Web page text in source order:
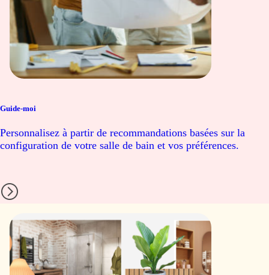
Guide-moi
Personnalisez à partir de recommandations basées sur la
configuration de votre salle de bain et vos préférences.